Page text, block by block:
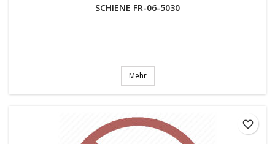
SCHIENE FR-06-5030
Mehr
favorite_border